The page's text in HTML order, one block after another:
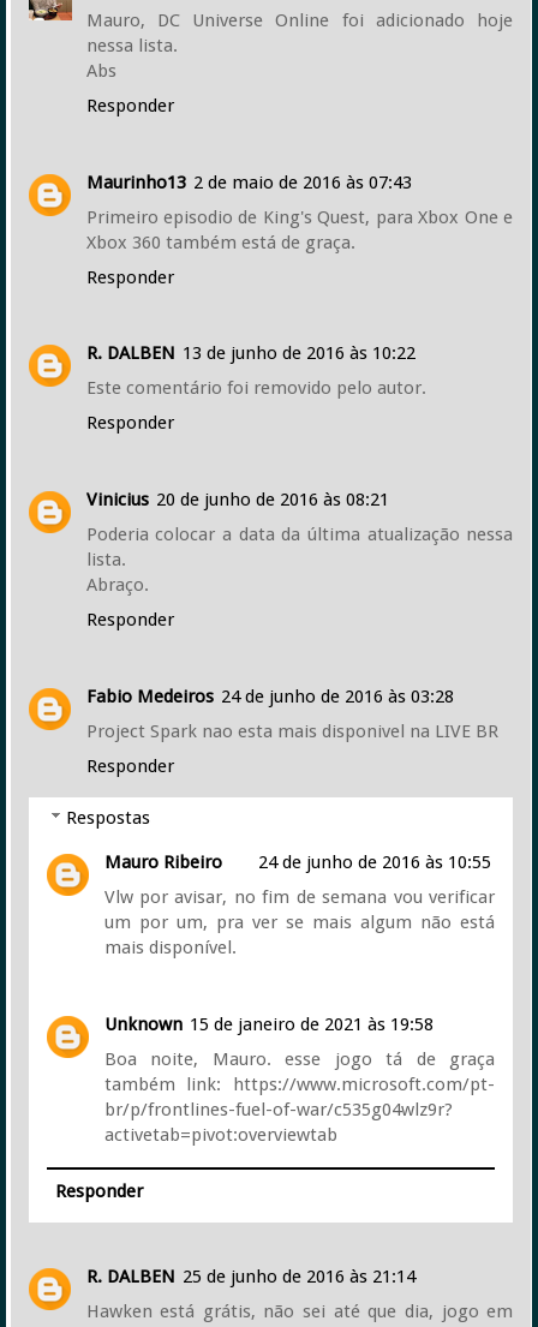
Mauro, DC Universe Online foi adicionado hoje
nessa lista.
Abs
Responder
Maurinho13 2 de maio de 2016 às 07:43
Primeiro episodio de King's Quest, para Xbox One e
Xbox 360 também está de graça.
Responder
R. DALBEN 13 de junho de 2016 às 10:22
Este comentário foi removido pelo autor.
Responder
Vinicius 20 de junho de 2016 às 08:21
Poderia colocar a data da última atualização nessa
lista.
Abraço.
Responder
Fabio Medeiros 24 de junho de 2016 às 03:28
Project Spark nao esta mais disponivel na LIVE BR
Responder
Respostas
Mauro Ribeiro
24 de junho de 2016 às 10:55
Vlw por avisar, no fim de semana vou verificar
um por um, pra ver se mais algum não está
mais disponível.
Unknown 15 de janeiro de 2021 às 19:58
Boa noite, Mauro. esse jogo tá de graça
também link: https://www.microsoft.com/pt-
br/p/frontlines-fuel-of-war/c535g04wlz9r?
activetab=pivot:overviewtab
Responder
R. DALBEN 25 de junho de 2016 às 21:14
Hawken está grátis, não sei até que dia, jogo em